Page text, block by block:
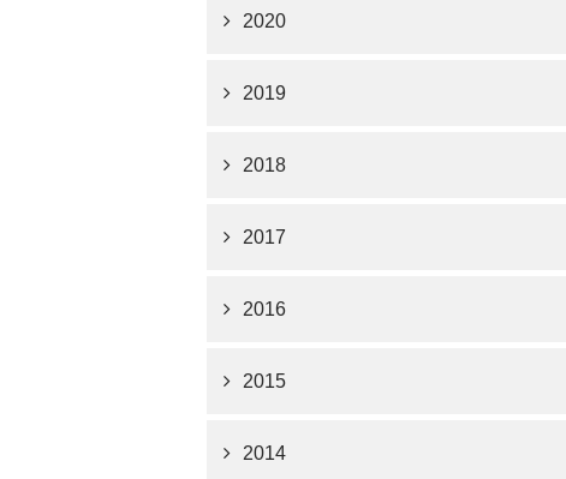
2020
2019
2018
2017
2016
2015
2014